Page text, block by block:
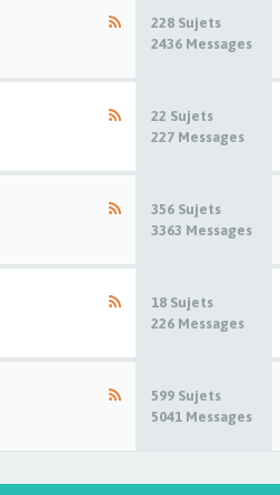
228 Sujets
2436 Messages
22 Sujets
227 Messages
356 Sujets
3363 Messages
18 Sujets
226 Messages
599 Sujets
5041 Messages